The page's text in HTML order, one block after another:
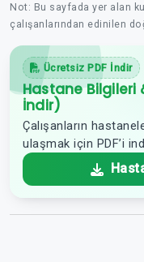
Not: Bu sayfada yer alan
çalışanlarından edinilen
Ücretsiz PDF İndir
Hastane Bilgileri
İndir)
Çalışanların
ulaşmak için PDF’i